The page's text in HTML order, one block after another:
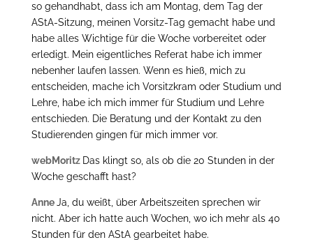
so gehandhabt, dass ich am Montag, dem Tag der
AStA-Sitzung, meinen Vorsitz-Tag gemacht habe und
habe alles Wichtige für die Woche vorbereitet oder
erledigt. Mein eigentliches Referat habe ich immer
nebenher laufen lassen. Wenn es hieß, mich zu
entscheiden, mache ich Vorsitzkram oder Studium und
Lehre, habe ich mich immer für Studium und Lehre
entschieden. Die Beratung und der Kontakt zu den
Studierenden gingen für mich immer vor.
webMoritz Das klingt so, als ob die 20 Stunden in der
Woche geschafft hast?
AnneJa, du weißt, über Arbeitszeiten sprechen wir
nicht. Aber ich hatte auch Wochen, wo ich mehr als 40
Stunden für den AStA gearbeitet habe.